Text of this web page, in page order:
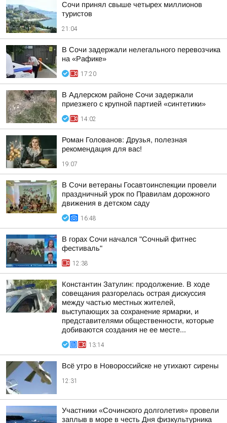
Сочи принял свыше четырех миллионов
туристов
21:04
В Сочи задержали нелегального перевозчика
на «Рафике»
17:20
В Адлерском районе Сочи задержали
приезжего с крупной партией «синтетики»
14:02
Роман Голованов: Друзья, полезная
рекомендация для вас!
19:07
В Сочи ветераны Госавтоинспекции провели
праздничный урок по Правилам дорожного
движения в детском саду
16:48
В горах Сочи начался "Сочный фитнес
фестиваль"
12:38
Константин Затулин: продолжение. В ходе
совещания разгорелась острая дискуссия
между частью местных жителей,
выступающих за сохранение ярмарки, и
представителями общественности, которые
добиваются создания не ее месте...
13:14
Всё утро в Новороссийске не утихают сирены
12:31
Участники «Сочинского долголетия» провели
заплыв в море в честь Дня физкультурника